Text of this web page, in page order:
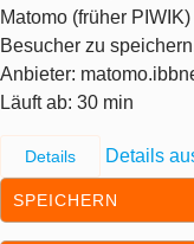
Matomo (früher
Besucher zu
Anbieter:
Läuft ab: 30 min
Details Details
SPEICHERN